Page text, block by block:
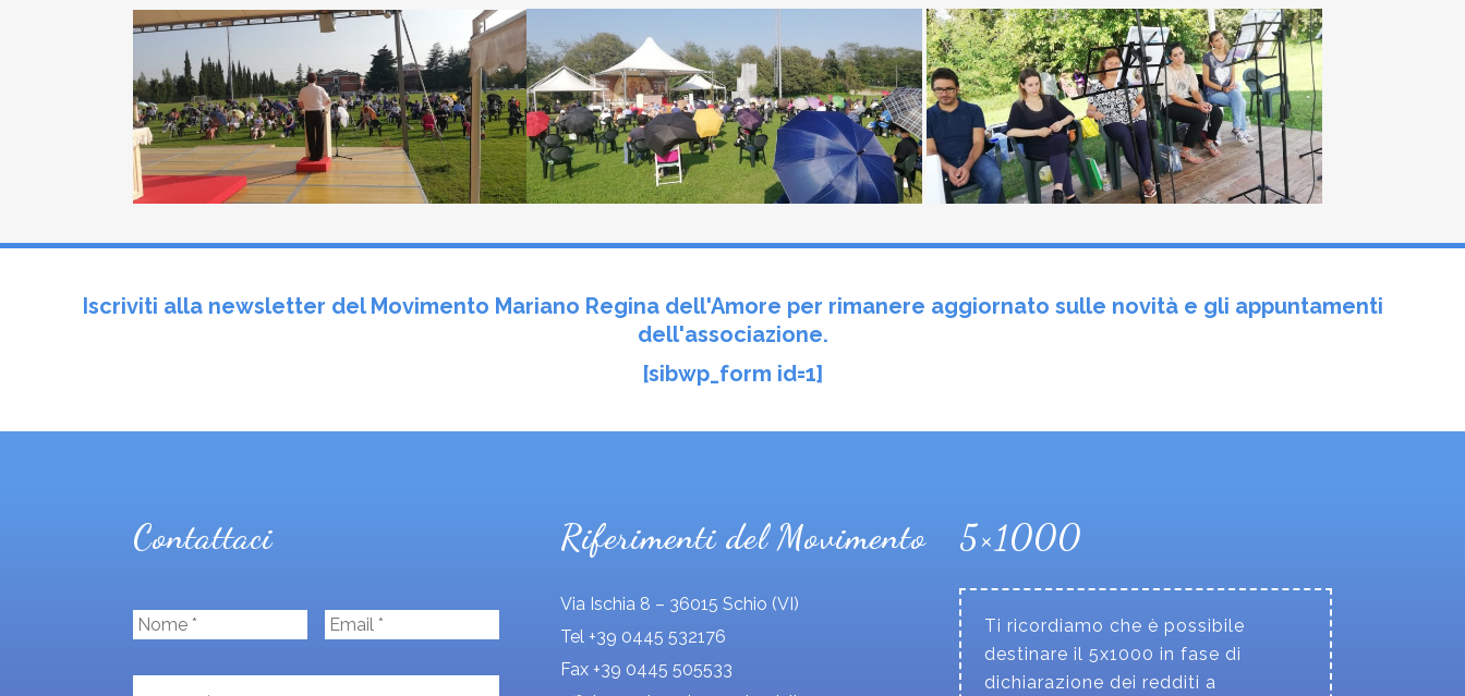
Iscriviti alla newsletter del Movimento Mariano Regina dell'Amore per rimanere aggiornato sulle novità e gli appuntamenti
dell'associazione.
[sibwp_form id=1]
Contattaci
o
m
m
a
M
Riferimenti del Movimento
Via Ischia 8 – 36015 Schio (VI)
Tel +39 0445 532176
Fax +39 0445 505533
5×1000
Ti ricordiamo che è possibile
destinare il 5x1000 in fase di
dichiarazione dei redditi a